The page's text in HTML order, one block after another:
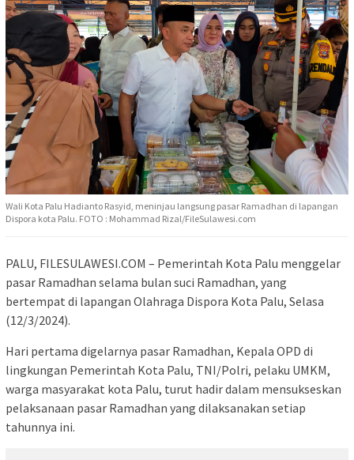
Wali Kota Palu Hadianto Rasyid, meninjau langsung pasar Ramadhan di lapangan
Dispora kota Palu. FOTO : Mohammad Rizal/FileSulawesi.com
PALU, FILESULAWESI.COM – Pemerintah Kota Palu menggelar
pasar Ramadhan selama bulan suci Ramadhan, yang
bertempat di lapangan Olahraga Dispora Kota Palu, Selasa
(12/3/2024).
Hari pertama digelarnya pasar Ramadhan, Kepala OPD di
lingkungan Pemerintah Kota Palu, TNI/Polri, pelaku UMKM,
warga masyarakat kota Palu, turut hadir dalam mensukseskan
pelaksanaan pasar Ramadhan yang dilaksanakan setiap
tahunnya ini.